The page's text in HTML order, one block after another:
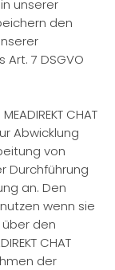
unserer
den
7 DSGVO
CHAT
Abwicklung
von
Durchführung
an. Den
wenn sie
den
CHAT
der